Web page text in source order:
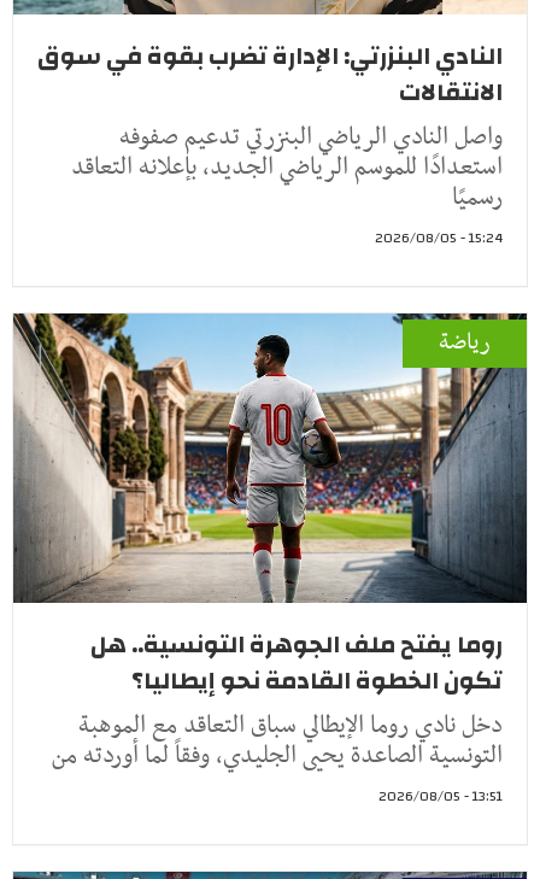
النادي البنزرتي: الإدارة تضرب بقوة في سوق
الانتقالات
واصل النادي الرياضي البنزرتي تدعيم صفوفه
استعدادًا للموسم الرياضي الجديد، بإعلانه التعاقد
رسميًا
15:24 - 2026/08/05
رياضة
روما يفتح ملف الجوهرة التونسية.. هل
تكون الخطوة القادمة نحو إيطاليا؟
دخل نادي روما الإيطالي سباق التعاقد مع الموهبة
التونسية الصاعدة يحيى الجليدي، وفقاً لما أوردته من
13:51 - 2026/08/05